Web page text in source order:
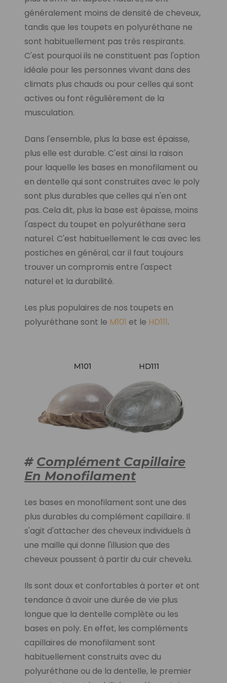
généralement moins de densité de cheveux,
tandis que les toupets en polyuréthane ne
sont habituellement pas très respirants.
C'est pourquoi ils ne constituent pas l'option
idéale pour les personnes vivant dans des
climats plus chauds ou pour celles qui sont
actives ou font régulièrement de la
musculation.
Dans l'ensemble, plus la base est épaisse,
plus elle est durable. C'est ainsi la raison
pour laquelle les bases en monofilament ou
en dentelle qui sont construites avec le poly
sont plus durables que celles qui n'en ont
pas. Cela dit, plus la base est épaisse, moins
l'aspect du toupet en polyuréthane sera
naturel. C'est habituellement le cas avec les
postiches en général, car il faut toujours
trouver un compromis entre l'aspect
naturel et la durabilité.
Les plus populaires de nos toupets en
polyuréthane sont le M101 et le HD111.
# Complément Capillaire
En Monofilament
Les bases en monofilament sont une des
plus durables du complément capillaire. Il
s'agit d'attacher des cheveux individuels à
une maille qui donne l'illusion que des
cheveux poussent à partir du cuir chevelu.
Ils sont doux et confortables à porter et ont
tendance à avoir une durée de vie plus
longue que la dentelle complète ou les
bases en poly. En effet, les compléments
capillaires de monofilament sont
habituellement construits avec du
polyuréthane ou de la dentelle, le premier